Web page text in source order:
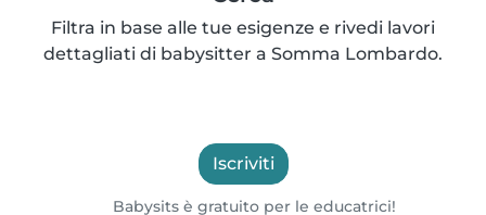
Filtra in base alle tue esigenze e rivedi lavori
dettagliati di babysitter a Somma Lombardo.
Iscriviti
Babysits è gratuito per le educatrici!